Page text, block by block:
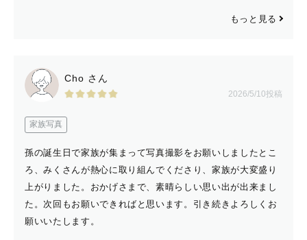
夕方がオススメです。
夕方は、ふわっとした雰囲気にピッタリ⸜♡⸝‍
-----------【交通費】------------
もっと見る
Cho さん
2026/5/10投稿
家族写真
孫の誕生日で家族が集まって写真撮影をお願いしましたとこ
ろ、みくさんが熱心に取り組んでくださり、家族が大変盛り
上がりました。おかげさまで、素晴らしい思い出が出来まし
た。次回もお願いできればと思います。引き続きよろしくお
願いいたします。